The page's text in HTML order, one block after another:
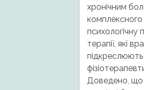
хронічним
комплексного
психологічну
терапії, які
підкреслюють
Доведено, що